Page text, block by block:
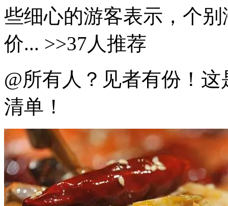
些细心的游客表示，个
价... >>37人推荐
@所有人？见者有份！
清单！